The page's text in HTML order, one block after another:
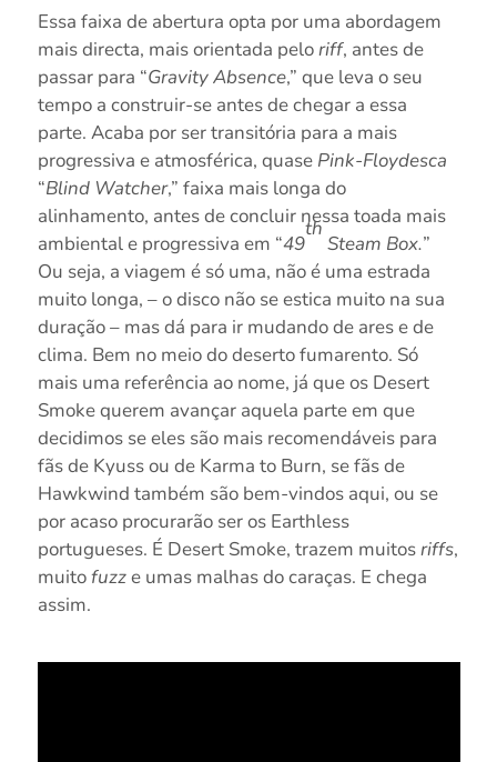
Essa faixa de abertura opta por uma abordagem
mais directa, mais orientada peloriff, antes de
passar para “Gravity Absence,” que leva o seu
tempo a construir-se antes de chegar a essa
parte. Acaba por ser transitória para a mais
progressiva e atmosférica, quase Pink-Floydesca
“Blind Watcher,” faixa mais longa do
alinhamento, antes de concluir nessa toada mais
ambiental e progressiva em “49
th
Steam Box.”
Ou seja, a viagem é só uma, não é uma estrada
muito longa, – o disco não se estica muito na sua
duração – mas dá para ir mudando de ares e de
clima. Bem no meio do deserto fumarento. Só
mais uma referência ao nome, já que os Desert
Smoke querem avançar aquela parte em que
decidimos se eles são mais recomendáveis para
fãs de Kyuss ou de Karma to Burn, se fãs de
Hawkwind também são bem-vindos aqui, ou se
por acaso procurarão ser os Earthless
portugueses. É Desert Smoke, trazem muitosriffs,
muitofuzze umas malhas do caraças. E chega
assim.